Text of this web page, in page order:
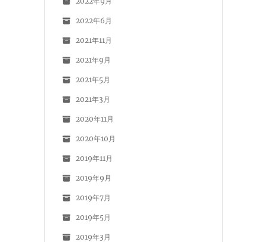
2022年6月
2021年11月
2021年9月
2021年5月
2021年3月
2020年11月
2020年10月
2019年11月
2019年9月
2019年7月
2019年5月
2019年3月